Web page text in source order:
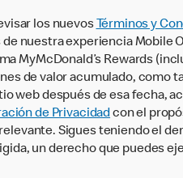
los nuevos Términos y
nuestra experiencia Mobile
MyMcDonald’s Rewards
de valor acumulado, como
web después de esa fecha,
de Privacidadcon el
Sigues teniendo el
un derecho que puedes